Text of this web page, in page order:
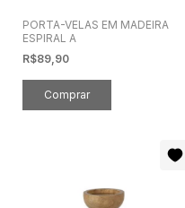
PORTA-VELAS EM MADEIRA
ESPIRAL A
R$89,90